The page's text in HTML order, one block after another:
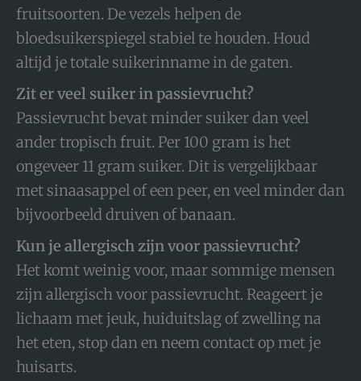
fruitsoorten. De vezels helpen de
bloedsuikerspiegel stabiel te houden. Houd
altijd je totale suikerinname in de gaten.
Zit er veel suiker in passievrucht?
Passievrucht bevat minder suiker dan veel
ander tropisch fruit. Per 100 gram is het
ongeveer 11 gram suiker. Dit is vergelijkbaar
met sinaasappel of een peer, en veel minder dan
bijvoorbeeld druiven of banaan.
Kun je allergisch zijn voor passievrucht?
Het komt weinig voor, maar sommige mensen
zijn allergisch voor passievrucht. Reageert je
lichaam met jeuk, huiduitslag of zwelling na
het eten, stop dan en neem contact op met je
huisarts.